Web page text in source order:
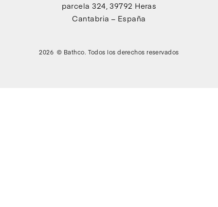
parcela 324, 39792 Heras
Cantabria – España
2026 © Bathco. Todos los derechos reservados